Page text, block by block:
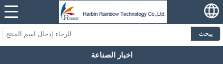
يبحث
اخبار الصناعة